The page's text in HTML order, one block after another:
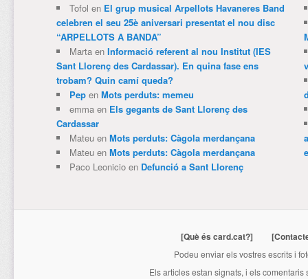
Tofol en El grup musical Arpellots Havaneres Band
celebren el seu 25è aniversari presentat el nou disc
“ARPELLOTS A BANDA”
Martaen Informació referent al nou Institut (IES
Sant Llorenç des Cardassar). En quina fase ens
trobam? Quin camí queda?
Pepen Mots perduts: memeu
emmaen Els gegants de Sant Llorenç des
Cardassar
Mateuen Mots perduts: Càgola merdançana
Mateuen Mots perduts: Càgola merdançana
Paco Leonicioen Defunció a Sant Llorenç
[Què és card.cat?]
Podeu enviar els vostres escrits i
Els articles estan signats, i els